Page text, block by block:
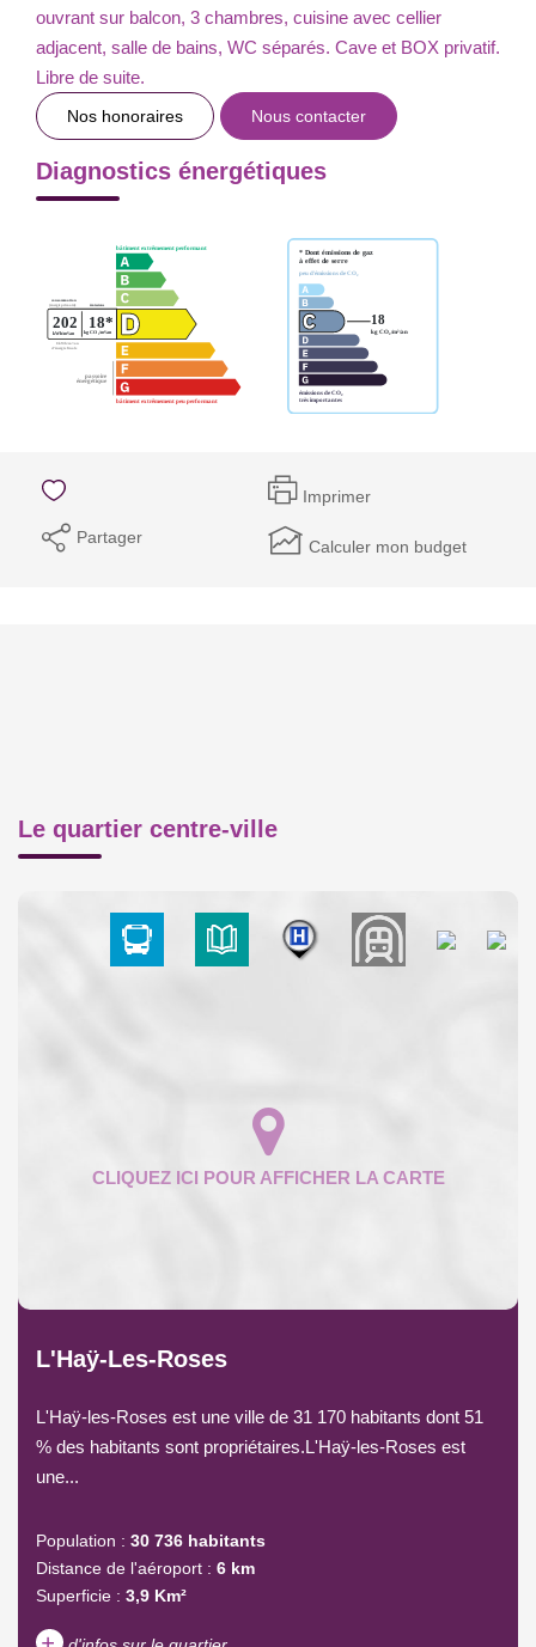
ouvrant sur balcon, 3 chambres, cuisine avec cellier
adjacent, salle de bains, WC séparés. Cave et BOX privatif.
Libre de suite.
Nos honoraires Nous contacter
Diagnostics énergétiques
Imprimer
Partager Calculer mon budget
Le quartier centre-ville
L'Haÿ-Les-Roses
L'Haÿ-les-Roses est une ville de 31 170 habitants dont 51
% des habitants sont propriétaires.L'Haÿ-les-Roses est
une...
Population : 30 736 habitants
Distance de l'aéroport : 6 km
Superficie : 3,9 Km²
+